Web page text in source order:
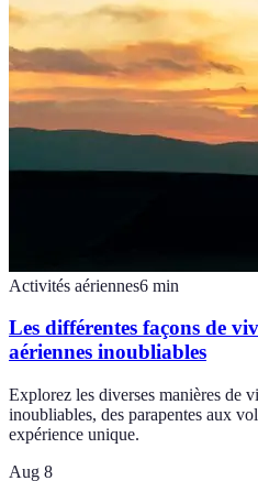
Activités aériennes6 min
Les différentes façons de
aériennes inoubliables
Explorez les diverses manières de
inoubliables, des parapentes aux
expérience unique.
Aug 8